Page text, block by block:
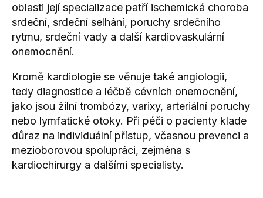
oblasti její specializace patří ischemická choroba
srdeční, srdeční selhání, poruchy srdečního
rytmu, srdeční vady a další kardiovaskulární
onemocnění.
Kromě kardiologie se věnuje také angiologii,
tedy diagnostice a léčbě cévních onemocnění,
jako jsou žilní trombózy, varixy, arteriální poruchy
nebo lymfatické otoky. Při péči o pacienty klade
důraz na individuální přístup, včasnou prevenci a
mezioborovou spolupráci, zejména s
kardiochirurgy a dalšími specialisty.